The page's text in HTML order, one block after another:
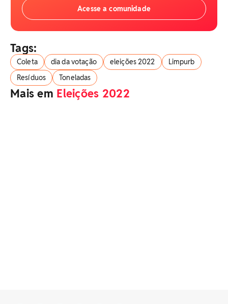
Acesse a comunidade
Tags:
Coleta dia da votação eleições 2022
Limpurb
Resíduos
Toneladas
Mais em Eleições 2022